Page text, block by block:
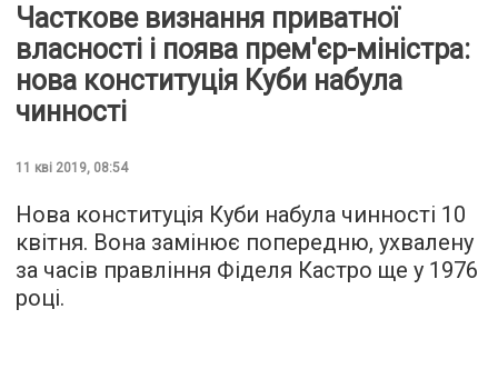
Часткове визнання приватної
власності і поява прем'єр-міністра:
нова конституція Куби набула
чинності
11 кві 2019, 08:54
Нова конституція Куби набула чинності 10
квітня. Вона замінює попередню, ухвалену
за часів правління Фіделя Кастро ще у 1976
році.